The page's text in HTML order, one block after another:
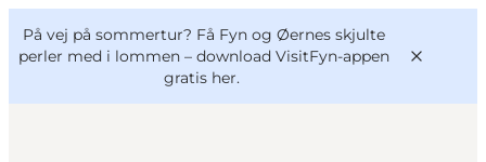
På vej på sommertur? Få Fyn og Øernes skjulte
perler med i lommen – download VisitFyn-appen
gratis her.
VisitFyn
Deutsch